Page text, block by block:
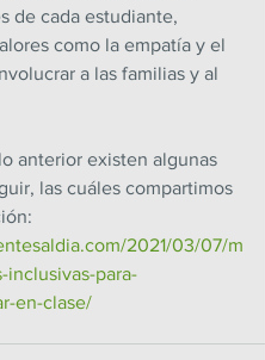
de cada estudiante,
como la empatía y el
a las familias y al
anterior existen algunas
las cuáles compartimos
2021/03/07/m
inclusivas-para-
en-clase/